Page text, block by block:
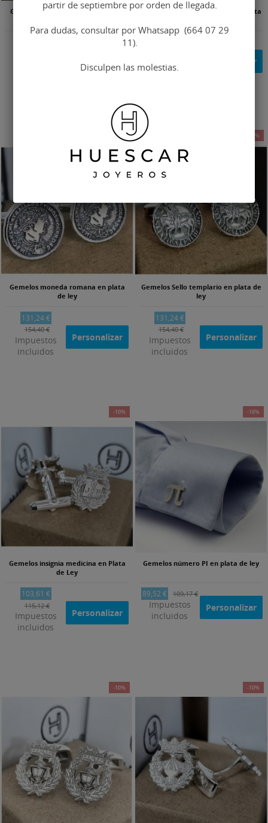
Gemelos Hierro ganadero en plata
Personalizar
Gemelos grabados tipo escudo plata
Impuestos
Personalizar
-15%
Gemelos moneda romana en plata
de ley
131,24 €
154,40 €
Impuestos
incluidos
Personalizar
-15%
Gemelos Sello templario en plata de
ley
131,24 €
154,40 €
Impuestos
incluidos
Personalizar
-10%
Gemelos insignia medicina en Plata
de Ley
103,61 €
115,12 €
Impuestos
incluidos
Personalizar
-18%
Gemelos número PI en plata de ley
89,52 € 109,17 €
Impuestos
incluidos
Personalizar
-10% -10%
partir de septiembre por orden de llegada.
Para dudas, consultar por Whatsapp (664 07 29
11).
Disculpen las molestias.